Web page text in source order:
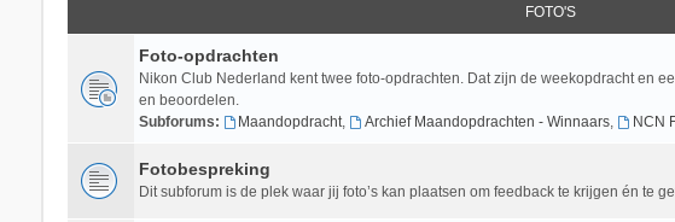
FOTO'S
Foto-opdrachten
Nikon Club Nederland kent twee foto-opdrachten. Dat zijn de weekopdracht en
en beoordelen.
Subforums:
Maandopdracht, Archief Maandopdrachten - Winnaars, NCN
Fotobespreking
Dit subforum is de plek waar jij foto’s kan plaatsen om feedback te krijgen én te